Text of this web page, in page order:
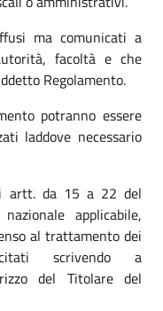
ma comunicati a
facoltà e che
Regolamento.
potranno essere
laddove necessario
artt. da 15 a 22 del
applicabile,
al trattamento dei
scrivendo a
del Titolare del